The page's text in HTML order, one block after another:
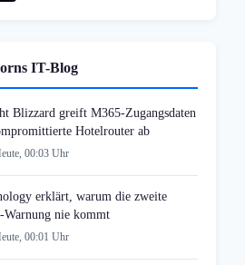
IT-Blog
Blizzard greift M365-Zugangsdaten
Hotelrouter ab
00:03 Uhr
erklärt, warum die zweite
Warnung nie kommt
00:01 Uhr